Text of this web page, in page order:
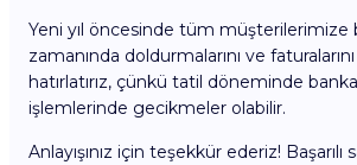
Yeni yıl öncesinde tüm müşterilerimize
zamanında doldurmalarını ve
hatırlatırız, çünkü tatil döneminde
işlemlerinde gecikmeler olabilir.
Anlayışınız için teşekkür ederiz! Başarılı